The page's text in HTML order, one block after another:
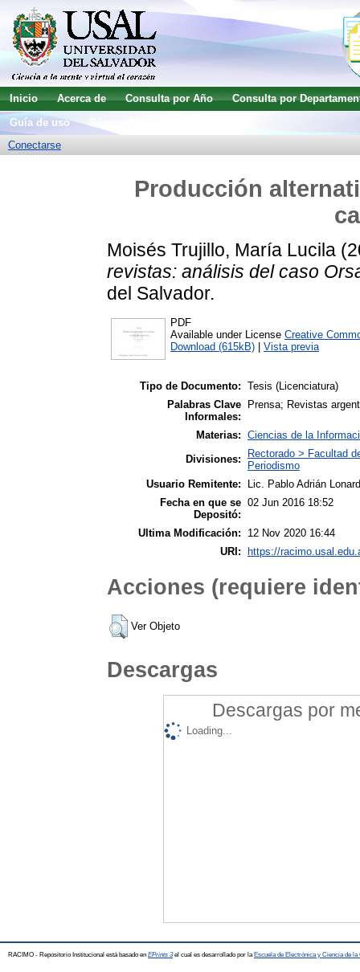
Inicio Acerca de Consulta por Año
Consulta por
Guía de uso
Conectarse
Producción
Moisés Trujillo, María Lucila
revistas: análisis del caso
del Salvador.
PDF
Available under License Creative
Download (615kB)
Vista previa
Tipo de Documento: Tesis (Licenciatura)
Palabras Clave
Informales:
Prensa; Revistas
Materias: Ciencias de la
Divisiones:
Rectorado > Facultad
Periodismo
Usuario Remitente:
Lic. Pablo Adrián
Fecha en que se
Depositó:
02 Jun 2016 18:52
Ultima Modificación:
12 Nov 2020 16:44
URI:
https://
Acciones (requiere
Ver Objeto
Descargas
Descargas por
Loading...
RACIMO - Repositorio Institucional está basado en EPrints 3el cual es desarrollado por la Escuela de Electrónica y Ciencia de la